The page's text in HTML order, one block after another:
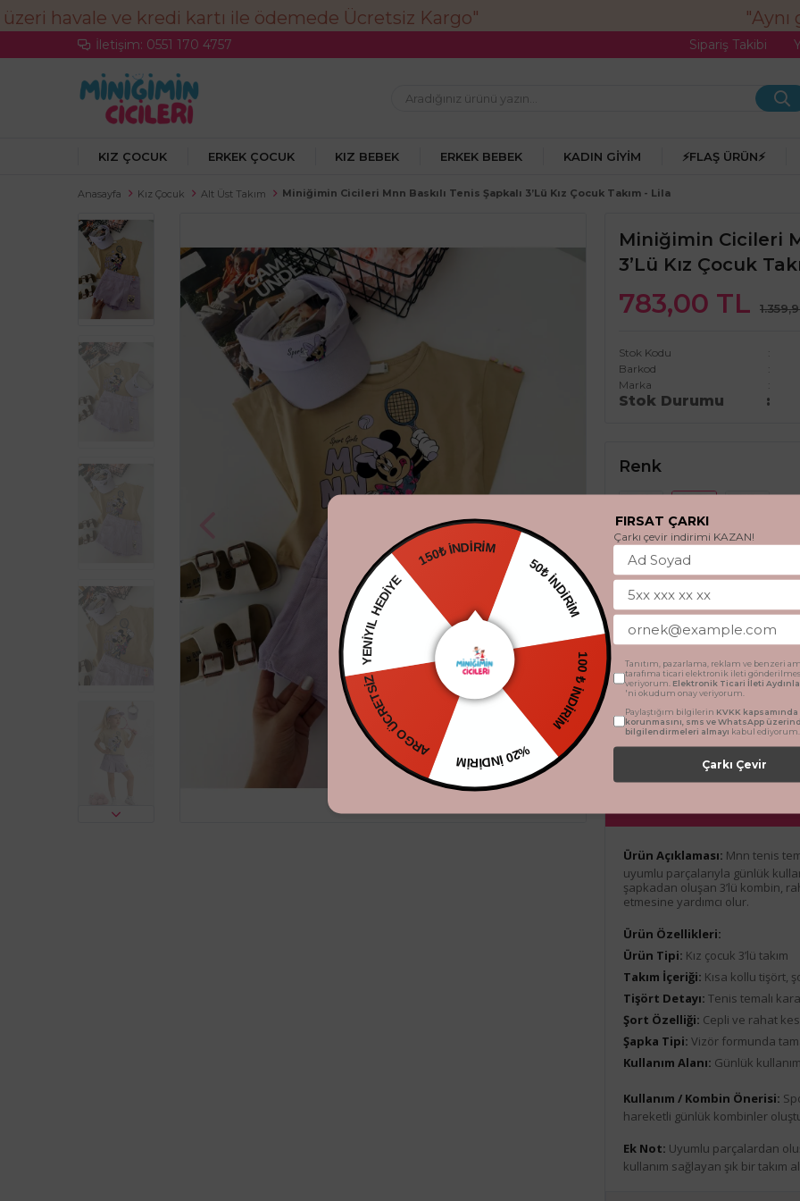
"Aynı
İletişim: 0551 170 4757 Sipariş Takibi
KIZ ÇOCUK ERKEK ÇOCUK KIZ BEBEK ERKEK BEBEK KADIN GIYIM ⚡FLAŞ ÜRÜN⚡
Anasayfa Kız Çocuk Alt Üst Takım Miniğimin Cicileri Mnn Baskılı Tenis Şapkalı 3’lü Kız Çocuk Takım - Lila
Miniğimin Cicileri
3’lü Kız Çocuk
783,00 TL
Stok Kodu
Barkod
Marka
Stok Durumu
Renk
Beden
SEPETE
Ürün Açıklaması: Mnn tenis
uyumlu parçalarıyla günlük
şapkadan oluşan 3’lü kombin,
etmesine yardımcı olur.
Ürün Özellikleri:
Ürün Tipi: Kız çocuk 3’lü takım
Takım İçeriği: Kısa kollu tişört,
Tişört Detayı: Tenis temalı
Şort Özelliği: Cepli ve rahat
Şapka Tipi: Vizör formunda
Kullanım Alanı: Günlük
Kullanım / Kombin Önerisi:
hareketli günlük kombinler
Ek Not: Uyumlu parçalardan
kullanım sağlayan şık bir takım
150₺ İNDİRİM
50₺ İNDİRİM
100 ₺ İNDİRİM
%20 İNDİRİM
KARGO ÜCRETSİZ
YENİYIL HEDİYE
FIRSAT ÇARKI
Çarkı çevir indirimi KAZAN!
Tanıtım, pazarlama, reklam ve benzeri
tarafıma ticari elektronik ileti
veriyorum. Elektronik Ticari İleti
'ni okudum onay veriyorum.
Paylaştığım bilgilerin KVKK kapsamında
korunmasını, sms ve WhatsApp
bilgilendirmeleri almayı kabul ediyorum.
Çarkı Çevir